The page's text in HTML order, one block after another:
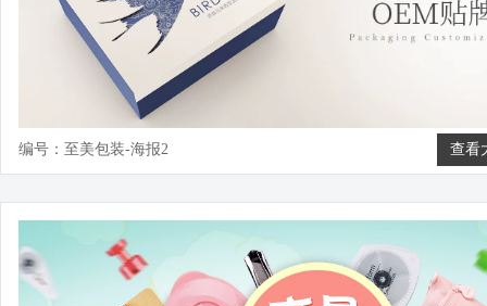
编号：至美包装-海报2 查看